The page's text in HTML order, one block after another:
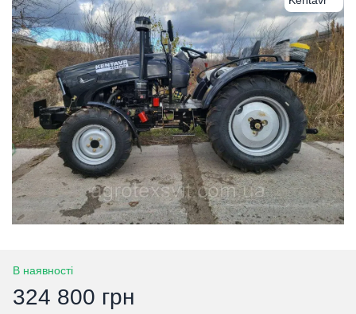
В наявності
324 800 грн